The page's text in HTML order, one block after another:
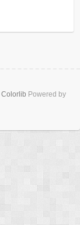
Colorlib Powered by